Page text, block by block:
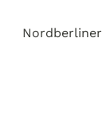
Nordberliner